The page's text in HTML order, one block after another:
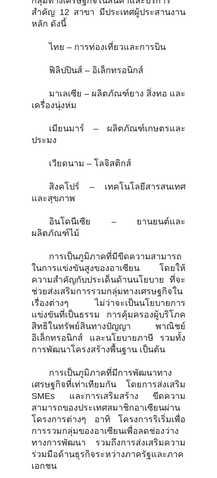
สำคัญ 12 สาขา มีประเทศผู้ประสานงาน
หลัก ดังนี้
ไทย – การท่องเที่ยวและการบิน
ฟิลิปปินส์ – อิเล็กทรอนิกส์
มาเลเซีย – ผลิตภัณฑ์ยาง สิ่งทอ และ
เครื่องนุ่งห่ม
เมียนมาร์ – ผลิตภัณฑ์เกษตรและ
ประมง
เวียดนาม – โลจิสติกส์
สิงคโปร์ – เทคโนโลยีสารสนเทศ
และสุขภาพ
อินโดนีเซีย – ยานยนต์และ
ผลิตภัณฑ์ไม้
การเป็นภูมิภาคที่มีขีดความสามารถ
ในการแข่งขันสูงของอาเซียน โดยให้
ความสำคัญกับประเด็นด้านนโยบาย ที่จะ
ช่วยส่งเสริมการรวมกลุ่มทางเศรษฐกิจใน
เรื่องต่างๆ ไม่ว่าจะเป็นนโยบายการ
แข่งขันที่เป็นธรรม การคุ้มครองผู้บริโภค
สิทธิในทรัพย์สินทางปัญญา พาณิชย์
อิเล็กทรอนิกส์ และนโยบายภาษี รวมทั้ง
การพัฒนาโครงสร้างพื้นฐาน เป็นต้น
การเป็นภูมิภาคที่มีการพัฒนาทาง
เศรษฐกิจที่เท่าเทียมกัน โดยการส่งเสริม
SMEs และการเสริมสร้าง ขีดความ
สามารถของประเทศสมาชิกอาเซียนผ่าน
โครงการต่างๆ อาทิ โครงการริเริ่มเพื่อ
การรวมกลุ่มของอาเซียนเพื่อลดช่องว่าง
ทางการพัฒนา รวมถึงการส่งเสริมความ
ร่วมมือด้านธุรกิจระหว่างภาครัฐและภาค
เอกชน